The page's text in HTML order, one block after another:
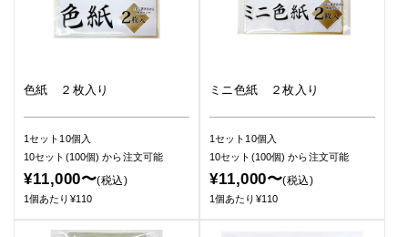
色紙 ２枚入り
1セット10個入
10セット(100個)から注文可能
¥11,000〜(税込)
1個あたり¥110
ミニ色紙 ２枚入り
1セット10個入
10セット(100個)から注文可能
¥11,000〜(税込)
1個あたり¥110